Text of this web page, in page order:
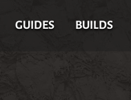
GUIDES BUILDS